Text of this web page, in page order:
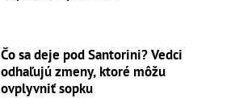
Čo sa deje pod Santorini? Vedci
odhaľujú zmeny, ktoré môžu
ovplyvniť sopku